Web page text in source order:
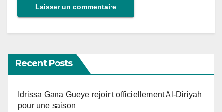
Recent Posts
Idrissa Gana Gueye rejoint officiellement Al-Diriyah
pour une saison